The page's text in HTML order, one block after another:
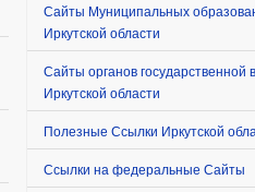
Сайты Муниципальных
Иркутской области
Сайты органов государственной
Иркутской области
Полезные Ссылки Иркутской
Ссылки на федеральные Сайты